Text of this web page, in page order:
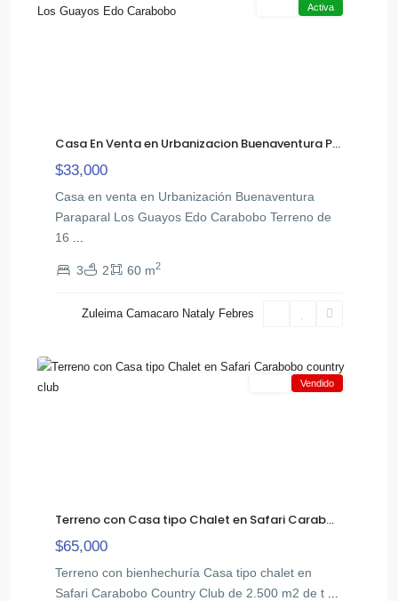
Activa
Casa En Venta en Urbanizacion Buenaventura P...
$33,000
Casa en venta en Urbanización Buenaventura
Paraparal Los Guayos Edo Carabobo Terreno de
16
3 2 60 m2
Zuleima Camacaro Nataly Febres
Safari
Vendido
Terreno con Casa tipo Chalet en Safari Carab...
$65,000
Terreno con bienhechuría Casa tipo chalet en
Safari Carabobo Country Club de 2.500 m2 de t